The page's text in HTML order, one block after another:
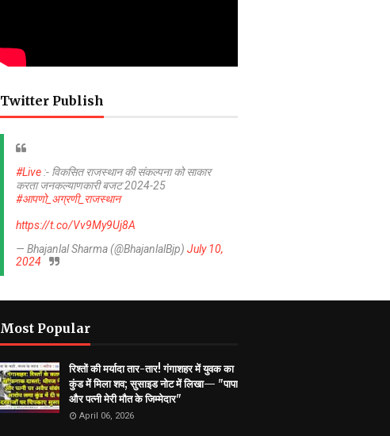
Twitter Publish
#Live :- विकसित राजस्थान की संकल्पना को साकार
करता जनकल्याणकारी बजट 2024-25
#आपणो_अग्रणी_राजस्थान
https://t.co/Vv9My9Uj8A
— Bhajanlal Sharma (@BhajanlalBjp) July 10,
2024
Most Popular
रिश्तों की मर्यादा तार-तार! गंगाशहर में युवक का
कुंड में मिला शव; सुसाइड नोट में लिखा— "पापा
और पत्नी मेरी मौत के जिम्मेदार"
April 06, 2026